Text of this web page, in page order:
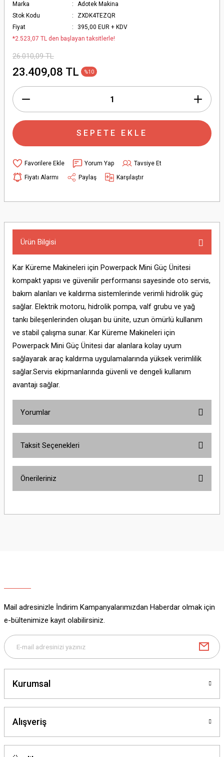
Marka
Adotek Makina
Stok Kodu
ZXDK4TEZQR
Fiyat
395,00 EUR + KDV
*2.523,07 TL den başlayan taksitlerle!
26.010,09 TL
23.409,08 TL %10
SEPETE EKLE
Yorum Yap
Tavsiye Et
Fiyatı Alarmı
Paylaş Karşılaştır
Ürün Bilgisi
Kar Küreme Makineleri için Powerpack Mini Güç Ünitesi
kompakt yapısı ve güvenilir performansı sayesinde oto servis,
bakım alanları ve kaldırma sistemlerinde verimli hidrolik güç
sağlar. Elektrik motoru, hidrolik pompa, valf grubu ve yağ
tankı bileşenlerinden oluşan bu ünite, uzun ömürlü kullanım
ve stabil çalışma sunar. Kar Küreme Makineleri için
Powerpack Mini Güç Ünitesi dar alanlara kolay uyum
sağlayarak araç kaldırma uygulamalarında yüksek verimlilik
sağlar.Servis ekipmanlarında güvenli ve dengeli kullanım
avantajı sağlar.
Yorumlar
Taksit Seçenekleri
Önerileriniz
yetersiz gördüğünüz noktaları öneri formunu kullanarak tarafımıza
Bu ürüne benzer farklı alternatifler olmalı.
Mail adresinizle İndirim Kampanyalarımızdan Haberdar olmak için
e-bültenimize kayıt olabilirsiniz.
Kurumsal
Alışveriş